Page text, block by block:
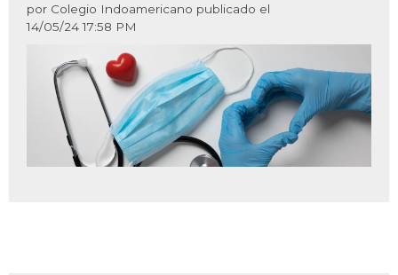
por Colegio Indoamericano publicado el
14/05/24 17:58 PM